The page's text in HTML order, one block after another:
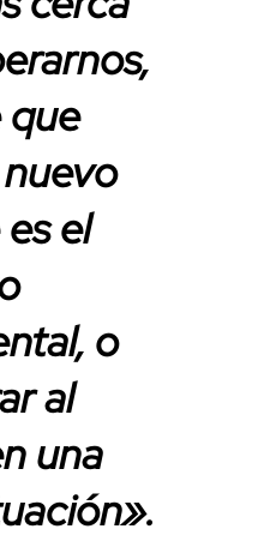
que
el
o
al
una